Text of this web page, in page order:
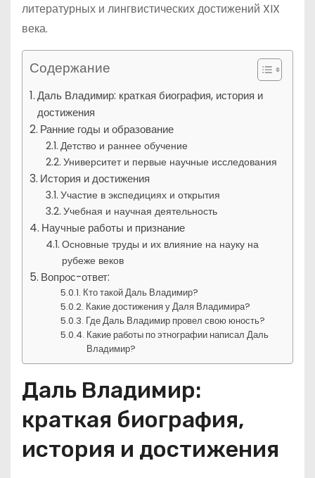
литературных и лингвистических достижений XIX
века.
Содержание
Даль Владимир: краткая биография, история и
достижения
Ранние годы и образование
Детство и раннее обучение
Университет и первые научные исследования
История и достижения
Участие в экспедициях и открытия
Учебная и научная деятельность
Научные работы и признание
Основные труды и их влияние на науку на
рубеже веков
Вопрос-ответ:
Кто такой Даль Владимир?
Какие достижения у Даля Владимира?
Где Даль Владимир провел свою юность?
Какие работы по этнографии написал Даль
Владимир?
Даль Владимир:
краткая биография,
история и достижения